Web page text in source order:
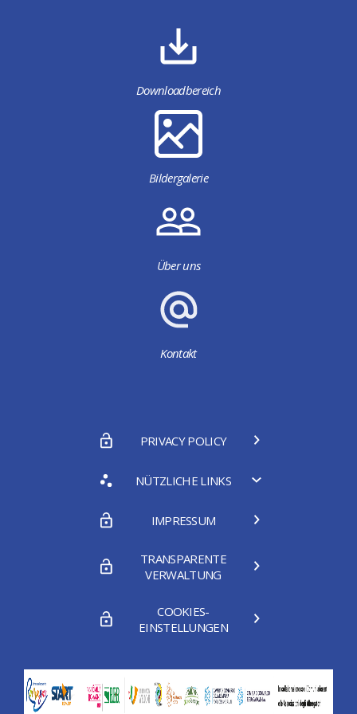
Downloadbereich
Bildergalerie
Über uns
Kontakt
PRIVACY POLICY
NÜTZLICHE LINKS
IMPRESSUM
TRANSPARENTE
VERWALTUNG
COOKIES-
EINSTELLUNGEN